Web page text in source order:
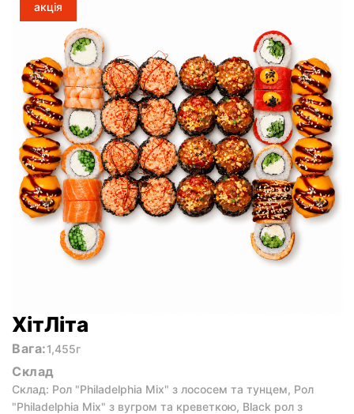
акція
ХітЛіта
Вага:1,455г
Склад
Склад: Рол "Philadelphia Mix" з лососем та тунцем, Рол
"Philadelphia Mix" з вугром та креветкою, Black рол з